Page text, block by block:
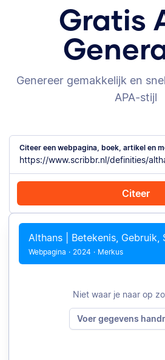
Gratis
Genereer gemakkelijk en
APA-stijl
Citeer een webpagina, boek, artikel en
Citeer
Citeer met
Webpagina · 2024 · Merkus
Niet waar je naar op
Voer gegevens